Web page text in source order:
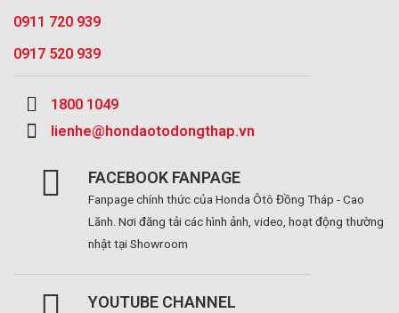
0911 720 939
0917 520 939
1800 1049
lienhe@hondaotodongthap.vn
FACEBOOK FANPAGE
Fanpage chính thức của Honda Ôtô Đồng Tháp - Cao
Lãnh. Nơi đăng tải các hình ảnh, video, hoạt động thường
nhật tại Showroom
YOUTUBE CHANNEL